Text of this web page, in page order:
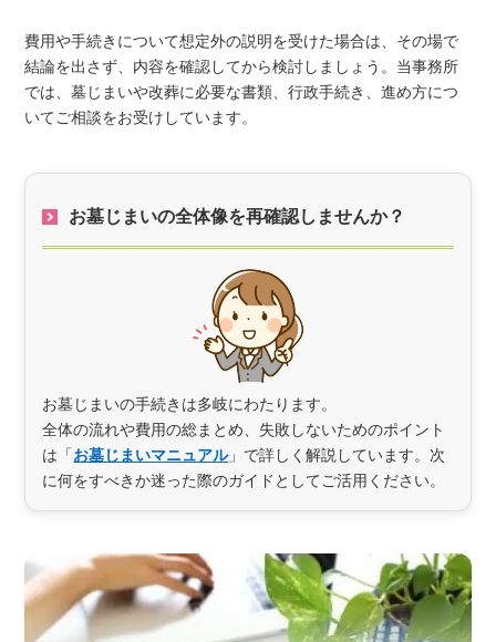
費用や手続きについて想定外の説明を受けた場合は、その場で
結論を出さず、内容を確認してから検討しましょう。当事務所
では、墓じまいや改葬に必要な書類、行政手続き、進め方につ
いてご相談をお受けしています。
お墓じまいの全体像を再確認しませんか？
お墓じまいの手続きは多岐にわたります。
全体の流れや費用の総まとめ、失敗しないためのポイント
は「お墓じまいマニュアル」で詳しく解説しています。次
に何をすべきか迷った際のガイドとしてご活用ください。